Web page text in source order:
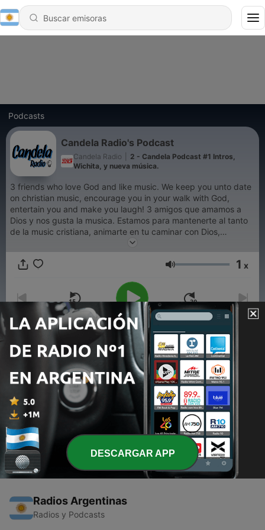
Podcasts
Candela Radio's Podcast
Candela Radio
2 - Candela Podcast #1 Intros,
Wichita, y nueva música.
3 friends who love God and like music. We keep you unto date
on christian music, encourage you in your walk with God,
entertain you and make you laugh! 3 amigos que amamos a
Dios y nos gusta la musica. Estamos para mantenerte al tanto
de la music cristiana, animarte en tu caminar con Dios,
Volumen 1 x
00:00
Episodios
2 - Candela Podcast #1 Intros, Wichita, y nueva
música.
11 feb. 2015
Radios Argentinas
Radios y Podcasts
DESCARGAR APP